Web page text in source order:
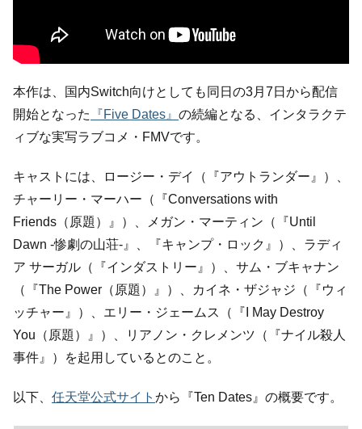
本作は、国内Switch向けとしても同日の3月7日から配信
開始となった
『Five Dates』 の続編となる、インタラクテ
ィブな実写ラブコメ・FMVです。
キャストには、ロージー・デイ（『アウトランダー』）、
チャーリー・マーハー（『Conversations with
Friends（原題）』）、メガン・マーティン（『Until
Dawn -惨劇の山荘-』、『キャンプ・ロック』）、ラディ
ア サーガル（『インダストリー』）、サム・ブキャナン
（『The Power（原題）』）、カイネ・ザジャジ（『ウィ
ッチャー』）、エリー・ジェームス（『I May Destroy
You（原題）』）、リアノン・クレメンツ（『ナイル殺人
事件』）を起用しているとのこと。
以下、 任天堂公式サイト から『Ten Dates』の概要です。